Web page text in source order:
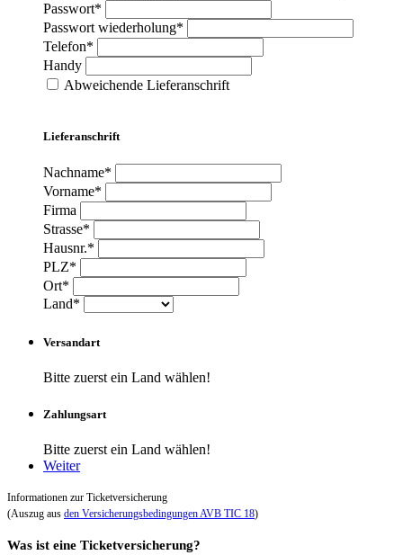
Passwort*
Passwort wiederholung*
Telefon*
Handy
Abweichende Lieferanschrift
Lieferanschrift
Nachname*
Vorname*
Firma
Strasse*
Hausnr.*
PLZ*
Ort*
Land*
Versandart
Bitte zuerst ein Land wählen!
Zahlungsart
Bitte zuerst ein Land wählen!
Weiter
Informationen zur Ticketversicherung
(Auszug aus den Versicherungsbedingungen AVB TIC 18)
Was ist eine Ticketversicherung?